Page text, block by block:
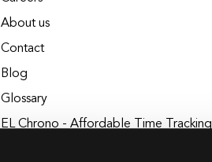
About us
Contact
Blog
Glossary
EL Chrono - Affordable Time Tracking